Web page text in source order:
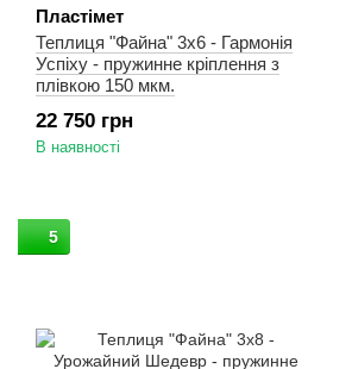
Пластімет
Теплиця "Файна" 3х6 - Гармонія
Успіху - пружинне кріплення з
плівкою 150 мкм.
22 750 грн
В наявності
5